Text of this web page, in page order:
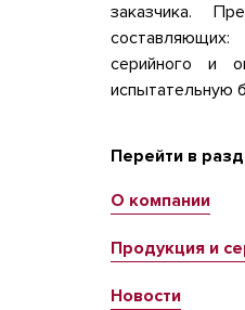
заказчика.
серийного и
испытательную
Перейти в
О компании
Продукция и
Новости